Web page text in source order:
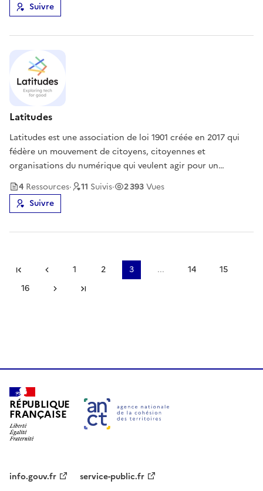
Suivre
Latitudes
Latitudes est une association de loi 1901 créée en 2017 qui
fédère un mouvement de citoyens, citoyennes et
organisations du numérique qui veulent agir pour un
numérique plus vertueux sur le plan social et
environnemental.Nous créons et déployons des programmes
d’éducation à la citoyenneté numérique.
4 Ressources· 11 Suivis· 2 393Vues
Suivre
Première pagePage précédente
1 2 3 ... 14
15
16
Page suivante
RÉPUBLIQUE
FRANÇAISE
info.gouv.fr service-public.fr